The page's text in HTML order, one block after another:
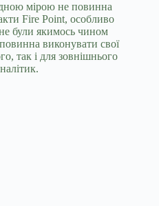
мірою не повинна
Fire Point, особливо
були якимось чином
виконувати свої
так і для зовнішнього